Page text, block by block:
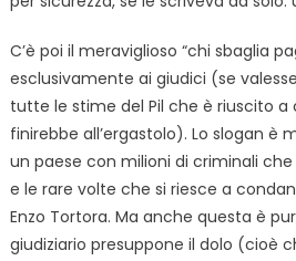
C’è poi il meraviglioso “chi sbaglia
esclusivamente ai giudici (se
tutte le stime del Pil che è riuscito a
finirebbe all’ergastolo). Lo slogan è
un paese con milioni di criminali
e le rare volte che si riesce a
Enzo Tortora. Ma anche questa è
giudiziario presuppone il dolo (cioè